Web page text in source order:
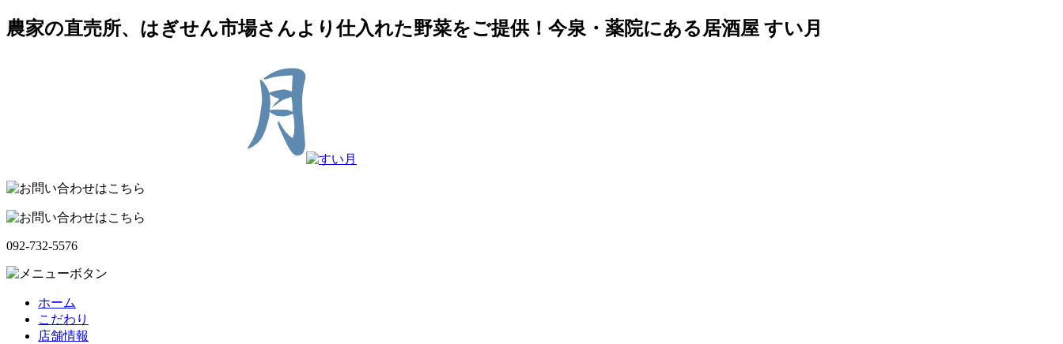
農家の直売所、はぎせん市場さんより仕入れた野菜をご提供！今泉・薬院にある居酒屋 すい月
092-732-5576
ホーム
こだわり
店舗情報